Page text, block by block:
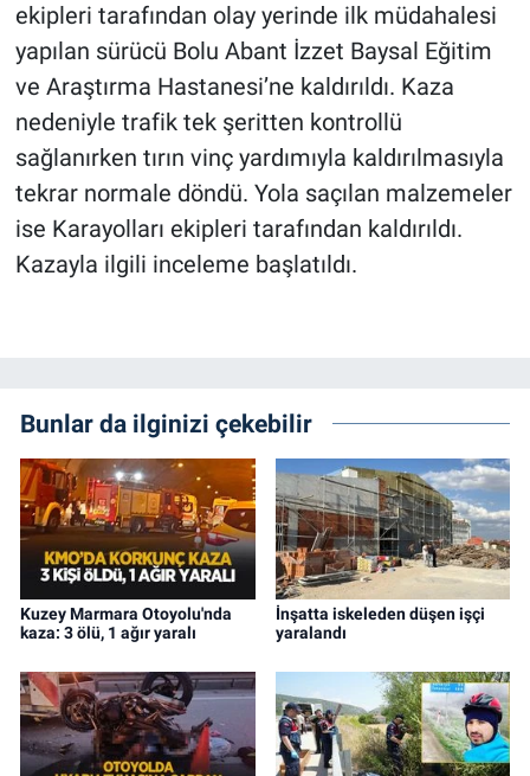
ekipleri tarafından olay yerinde ilk müdahalesi
yapılan sürücü Bolu Abant İzzet Baysal Eğitim
ve Araştırma Hastanesi’ne kaldırıldı. Kaza
nedeniyle trafik tek şeritten kontrollü
sağlanırken tırın vinç yardımıyla kaldırılmasıyla
tekrar normale döndü. Yola saçılan malzemeler
ise Karayolları ekipleri tarafından kaldırıldı.
Kazayla ilgili inceleme başlatıldı.
Bunlar da ilginizi çekebilir
Kuzey Marmara Otoyolu'nda
kaza: 3 ölü, 1 ağır yaralı
İnşatta iskeleden düşen işçi
yaralandı